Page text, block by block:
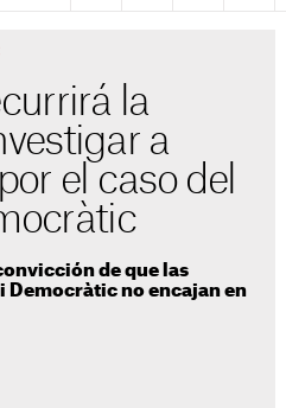
la
a
el caso del
de que las
Democràtic no encajan en